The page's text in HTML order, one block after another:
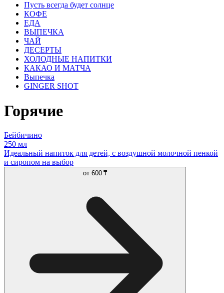
Пусть всегда будет солнце
КОФЕ
ЕДА
ВЫПЕЧКА
ЧАЙ
ДЕСЕРТЫ
ХОЛОДНЫЕ НАПИТКИ
КАКАО И МАТЧА
Выпечка
GINGER SHOT
Горячие
Бейбичино
250 мл
Идеальный напиток для детей, с воздушной молочной пенкой
и сиропом на выбор
от 600 ₸